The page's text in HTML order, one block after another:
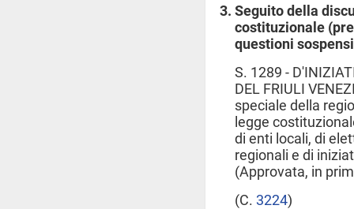
Seguito della
costituzionale
questioni
S. 1289 -
DEL FRIULI
speciale della
legge
di enti locali, di
regionali e di
(Approvata, in
(C. 3224​)